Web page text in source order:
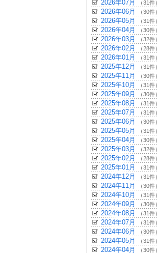
2026年07月 （31件）
2026年06月 （30件）
2026年05月 （31件）
2026年04月 （30件）
2026年03月 （32件）
2026年02月 （28件）
2026年01月 （31件）
2025年12月 （31件）
2025年11月 （30件）
2025年10月 （31件）
2025年09月 （30件）
2025年08月 （31件）
2025年07月 （31件）
2025年06月 （30件）
2025年05月 （31件）
2025年04月 （30件）
2025年03月 （32件）
2025年02月 （28件）
2025年01月 （31件）
2024年12月 （31件）
2024年11月 （30件）
2024年10月 （31件）
2024年09月 （30件）
2024年08月 （31件）
2024年07月 （31件）
2024年06月 （30件）
2024年05月 （31件）
2024年04月 （30件）